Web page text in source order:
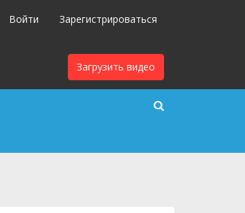
Войти Зарегистрироваться
Загрузить видео